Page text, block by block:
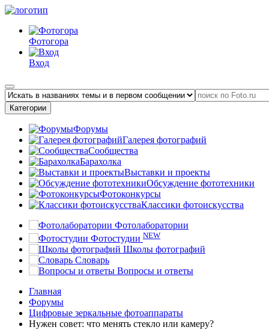
Фотогора
Вход
Категории
Форумы
Галерея фотографий
Сообщества
Барахолка
Выставки и проекты
Обсуждение фототехники
Фотоконкурсы
Классики фотоискусства
Фотолаборатории
Фотостудии NEW
Школы фотографий
Словарь
Вопросы и ответы
Главная
Форумы
Цифровые зеркальные фотоаппараты
Нужен совет: что менять стекло или камеру?